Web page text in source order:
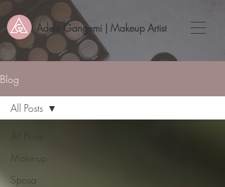
Adele Gangemi | Makeup Artist
Blog
Make-up
Sposa
All Posts